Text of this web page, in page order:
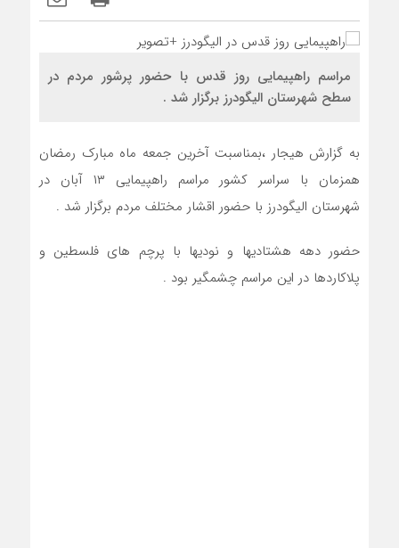
مراسم راهپیمایی روز قدس با حضور پرشور مردم در
سطح شهرستان الیگودرز برگزار شد .
به گزارش هیجار ،بمناسبت آخرین جمعه ماه مبارک رمضان
همزمان با سراسر کشور مراسم راهپیمایی ۱۳ آبان در
شهرستان الیگودرز با حضور اقشار مختلف مردم برگزار شد .
حضور دهه هشتادیها و نودیها با پرچم های فلسطین و
پلاکاردها در این مراسم چشمگیر بود .